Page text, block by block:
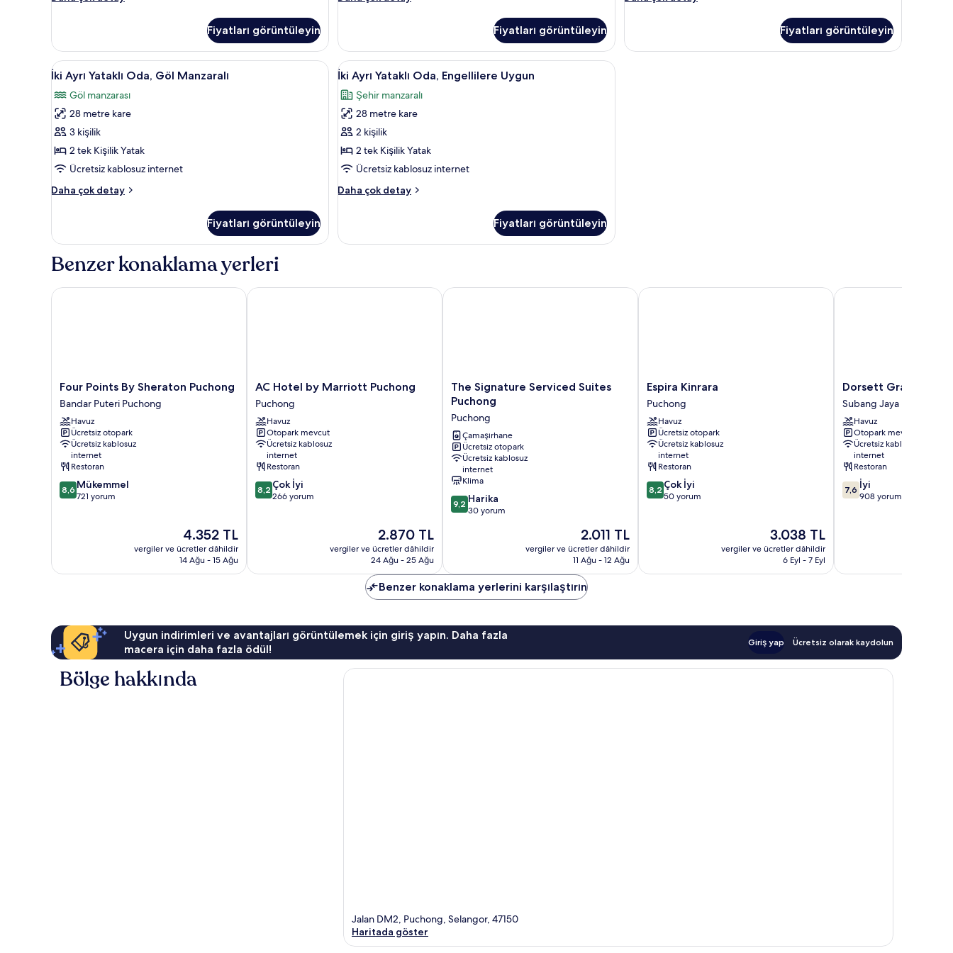
hakkında
daha
fazla
detay
Fiyatları görüntüleyin
hakkında
daha
fazla
detay
Fiyatları görüntüleyin
hakkında
Fiyatları görüntüleyin
İki
Ayrı
Yataklı
Oda,
Göl
Manzaralı
için
fotoğrafları
Minibar, odada kasa, masa, ücretsiz beşik/çocuk yatağı
5
İki Ayrı Yataklı Oda, Göl Manzaralı
Göl manzarası
28 metre kare
3 kişilik
2 tek Kişilik Yatak
Ücretsiz kablosuz internet
Daha çok detay
İki
Göl
hakkında
fazla
Fiyatları görüntüleyin
İki
Ayrı
Yataklı
Oda,
Engellilere
Uygun
için
fotoğrafları
Minibar, odada kasa, masa, ücretsiz beşik/çocuk yatağı
5
İki Ayrı Yataklı Oda, Engellilere Uygun
Şehir manzaralı
28 metre kare
2 kişilik
2 tek Kişilik Yatak
Ücretsiz kablosuz internet
Daha çok detay
İki
Engellilere
fazla
Fiyatları görüntüleyin
Benzer konaklama yerleri
Four
Points
By
Sheraton
Puchong
Bandar
Puteri
Puchong
Four Points By Sheraton Puchong
Bandar Puteri Puchong
Havuz
Ücretsiz otopark
Ücretsiz kablosuz
internet
Restoran
10
üzerinden
8,6 Mükemmel
721 yorum
Güncel
fiyat:
4.352 TL
4.352 TL
vergiler ve ücretler dâhildir
14 Ağu - 15 Ağu
Four Points By Sheraton Puchong
AC
Hotel
by
Marriott
Puchong
Puchong
AC Hotel by Marriott Puchong
Puchong
Havuz
Otopark mevcut
Ücretsiz kablosuz
internet
Restoran
10
üzerinden
8,2 Çok İyi
266 yorum
Güncel
fiyat:
2.870 TL
2.870 TL
vergiler ve ücretler dâhildir
24 Ağu - 25 Ağu
AC Hotel by Marriott Puchong
The
Signature
Suites
Puchong
Puchong
The Signature Serviced Suites
Puchong
Puchong
Çamaşırhane
Ücretsiz otopark
Ücretsiz kablosuz
internet
Klima
10
üzerinden
9,2 Harika
30 yorum
Güncel
fiyat:
2.011 TL
2.011 TL
vergiler ve ücretler dâhildir
11 Ağu - 12 Ağu
The Signature Serviced Suites Puchong
Espira
Kinrara
Puchong
Espira Kinrara
Puchong
Havuz
Ücretsiz otopark
Ücretsiz kablosuz
internet
Restoran
10
üzerinden
8,2 Çok İyi
50 yorum
Güncel
fiyat:
3.038 TL
3.038 TL
vergiler ve ücretler dâhildir
6 Eyl - 7 Eyl
Espira Kinrara
Dorsett
Grand
Subang
Subang
Jaya
Dorsett Grand
Subang Jaya
Havuz
Otopark mevcut
Ücretsiz kablosuz
internet
Restoran
10
üzerinden
7,6 İyi
908 yorum
Dorsett Grand Subang
Benzer konaklama yerlerini karşılaştırın
Uygun indirimleri ve avantajları görüntülemek için giriş yapın. Daha fazla
macera için daha fazla ödül!
Giriş yap Ücretsiz olarak kaydolun
Bölge hakkında
Jalan DM2, Puchong, Selangor, 47150
Haritada göster